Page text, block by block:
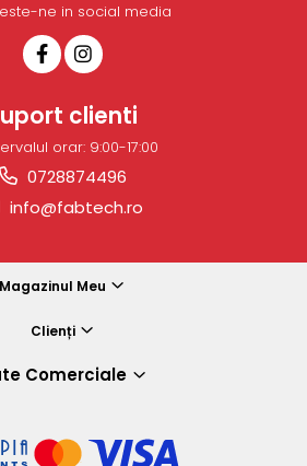
ne in social media
clienti
orar: 9:00-17:00
0728874496
info@fabtech.ro
Magazinul Meu
Clienți
Comerciale